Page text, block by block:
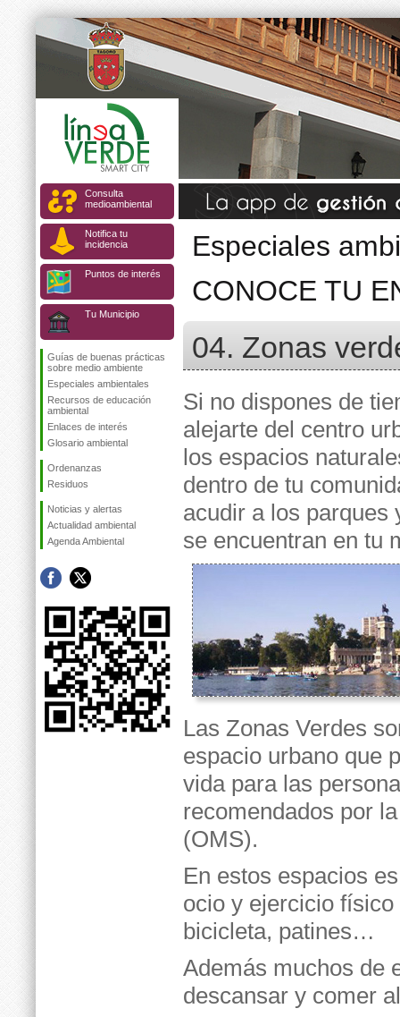
Consulta
medioambiental
Notifica tu
incidencia
Puntos de interés
Tu Municipio
Guías de buenas prácticas
sobre medio ambiente
Especiales ambientales
Recursos de educación
ambiental
Enlaces de interés
Glosario ambiental
Ordenanzas
Residuos
Noticias y alertas
Actualidad ambiental
Agenda Ambiental
Especiales
CONOCE TU
04. Zonas
Si no dispones de
alejarte del centro
los espacios
dentro de tu
acudir a los parques
se encuentran en tu
Las Zonas Verdes
espacio urbano que
vida para las
recomendados por
(OMS).
En estos espacios
ocio y ejercicio
bicicleta, patines…
Además muchos de
descansar y comer